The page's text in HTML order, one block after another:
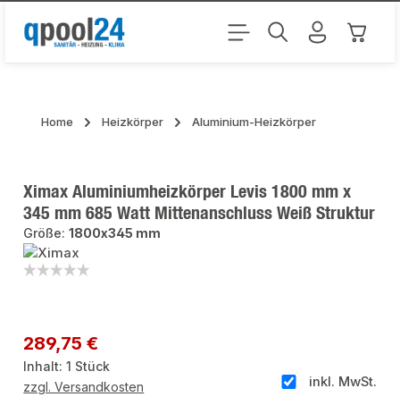
Zum Hauptinhalt springen
Home Heizkörper Aluminium-Heizkörper
Ximax Aluminiumheizkörper Levis 1800 mm x
345 mm 685 Watt Mittenanschluss Weiß Struktur
Größe:1800x345 mm
Regulärer Preis:
289,75 €
Inhalt:1 Stück
inkl. MwSt.
zzgl. Versandkosten